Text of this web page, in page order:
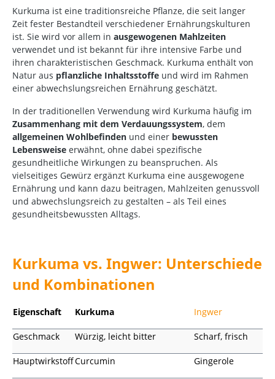
Kurkuma ist eine traditionsreiche Pflanze, die seit langer
Zeit fester Bestandteil verschiedener Ernährungskulturen
ist. Sie wird vor allem in ausgewogenen Mahlzeiten
verwendet und ist bekannt für ihre intensive Farbe und
ihren charakteristischen Geschmack. Kurkuma enthält von
Natur aus pflanzliche Inhaltsstoffe und wird im Rahmen
einer abwechslungsreichen Ernährung geschätzt.
In der traditionellen Verwendung wird Kurkuma häufig im
Zusammenhang mit dem Verdauungssystem, dem
allgemeinen Wohlbefinden und einer bewussten
Lebensweise erwähnt, ohne dabei spezifische
gesundheitliche Wirkungen zu beanspruchen. Als
vielseitiges Gewürz ergänzt Kurkuma eine ausgewogene
Ernährung und kann dazu beitragen, Mahlzeiten genussvoll
und abwechslungsreich zu gestalten – als Teil eines
gesundheitsbewussten Alltags.
Kurkuma vs. Ingwer: Unterschiede
und Kombinationen
Eigenschaft Kurkuma Ingwer
Geschmack Würzig, leicht bitter Scharf, frisch
HauptwirkstoffCurcumin Gingerole